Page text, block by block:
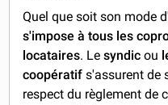
Quel que soit son mode
s'impose à tous les
locataires. Lesyndic ou
coopératif s'assurent de
respect du règlement de